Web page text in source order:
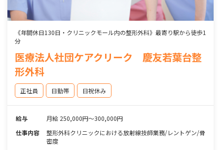
《年間休日130日・クリニックモール内の整形外科》最寄り駅から徒歩1
分
医療法人社団ケアクリーク 慶友若葉台整
形外科
正社員 日勤帯 日祝休み
給与
月給 250,000円～300,000円
仕事内容
整形外科クリニックにおける放射線技師業務/レントゲン/骨
密度